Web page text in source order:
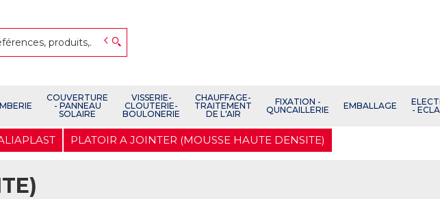
COUVERTURE
- PANNEAU
SOLAIRE
VISSERIE-
CLOUTERIE-
BOULONERIE
CHAUFFAGE-
TRAITEMENT
DE L'AIR
FIXATION -
QUNCAILLERIE
EMBALLAGE
-
PLATOIR A JOINTER (MOUSSE HAUTE DENSITE)